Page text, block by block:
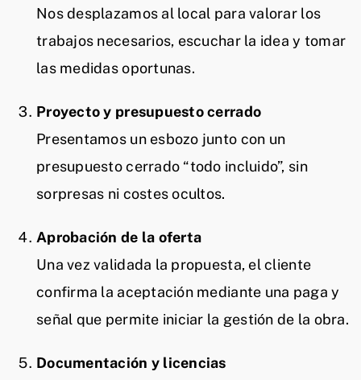
Nos desplazamos al local para valorar los
trabajos necesarios, escuchar la idea y tomar
las medidas oportunas.
Proyecto y presupuesto cerrado
Presentamos un esbozo junto con un
presupuesto cerrado “todo incluido”, sin
sorpresas ni costes ocultos.
Aprobación de la oferta
Una vez validada la propuesta, el cliente
confirma la aceptación mediante una paga y
señal que permite iniciar la gestión de la obra.
Documentación y licencias